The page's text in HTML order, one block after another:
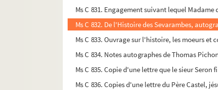
Ms C 831. Engagement suivant lequel
Ms C 832. De l'Histoire des Sevarambes,
Ms C 833. Ouvrage sur l'histoire, les moeurs et
Ms C 834. Notes autographes de Thomas
Ms C 835. Copie d'une lettre que le sieur
Ms C 836. Copies d'une lettre du Père Castel,